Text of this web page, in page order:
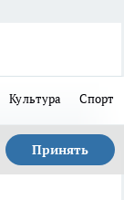
Культура Спорт
Принять